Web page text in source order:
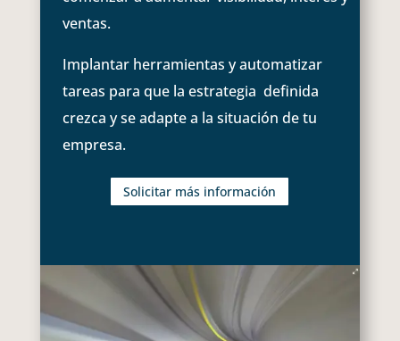
ventas.
Implantar herramientas y automatizar
tareas para que la estrategia definida
crezca y se adapte a la situación de tu
empresa.
Solicitar más información